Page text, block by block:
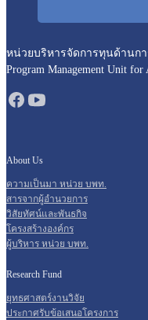
หน่วยบริหารจัดการทุนด้านก
Program Management Unit for
About Us
ความเป็นมา หน่วย บพท.
สารจากผู้อำนวยการ
วิสัยทัศน์และพันธกิจ
โครงสร้างองค์กร
ผู้บริหาร หน่วย บพท.
Research Fund
ยุทธศาสตร์งานวิจัย
ประกาศรับข้อเสนอโครงการ